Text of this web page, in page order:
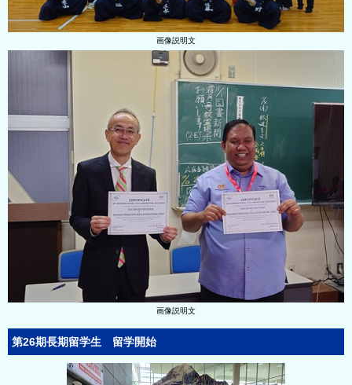
画像説明文
画像説明文
第26期長期留学生 留学開始